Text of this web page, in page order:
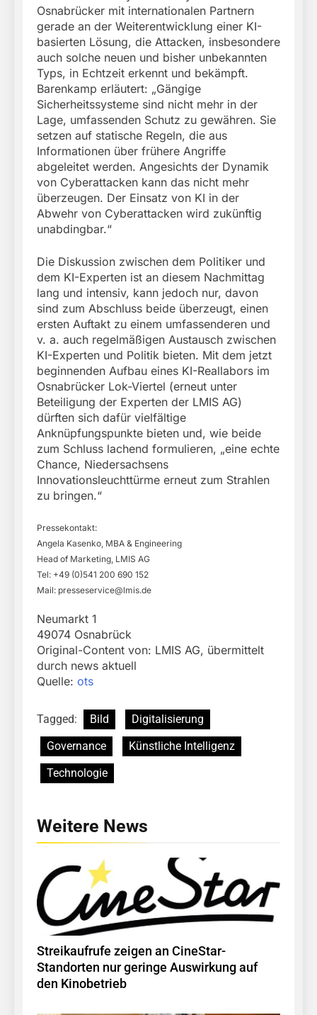
Osnabrücker mit internationalen Partnern
gerade an der Weiterentwicklung einer KI-
basierten Lösung, die Attacken, insbesondere
auch solche neuen und bisher unbekannten
Typs, in Echtzeit erkennt und bekämpft.
Barenkamp erläutert: „Gängige
Sicherheitssysteme sind nicht mehr in der
Lage, umfassenden Schutz zu gewähren. Sie
setzen auf statische Regeln, die aus
Informationen über frühere Angriffe
abgeleitet werden. Angesichts der Dynamik
von Cyberattacken kann das nicht mehr
überzeugen. Der Einsatz von KI in der
Abwehr von Cyberattacken wird zukünftig
unabdingbar.“
Die Diskussion zwischen dem Politiker und
dem KI-Experten ist an diesem Nachmittag
lang und intensiv, kann jedoch nur, davon
sind zum Abschluss beide überzeugt, einen
ersten Auftakt zu einem umfassenderen und
v. a. auch regelmäßigen Austausch zwischen
KI-Experten und Politik bieten. Mit dem jetzt
beginnenden Aufbau eines KI-Reallabors im
Osnabrücker Lok-Viertel (erneut unter
Beteiligung der Experten der LMIS AG)
dürften sich dafür vielfältige
Anknüpfungspunkte bieten und, wie beide
zum Schluss lachend formulieren, „eine echte
Chance, Niedersachsens
Innovationsleuchttürme erneut zum Strahlen
zu bringen.“
Pressekontakt:
Angela Kasenko, MBA & Engineering
Head of Marketing, LMIS AG
Tel: +49 (0)541 200 690 152
Mail: presseservice@lmis.de
Neumarkt 1
49074 Osnabrück
Original-Content von: LMIS AG, übermittelt
durch news aktuell
Quelle: ots
Tagged: Bild
Digitalisierung
Governance
Künstliche Intelligenz
Technologie
Weitere News
Streikaufrufe zeigen an CineStar-
Standorten nur geringe Auswirkung auf
den Kinobetrieb